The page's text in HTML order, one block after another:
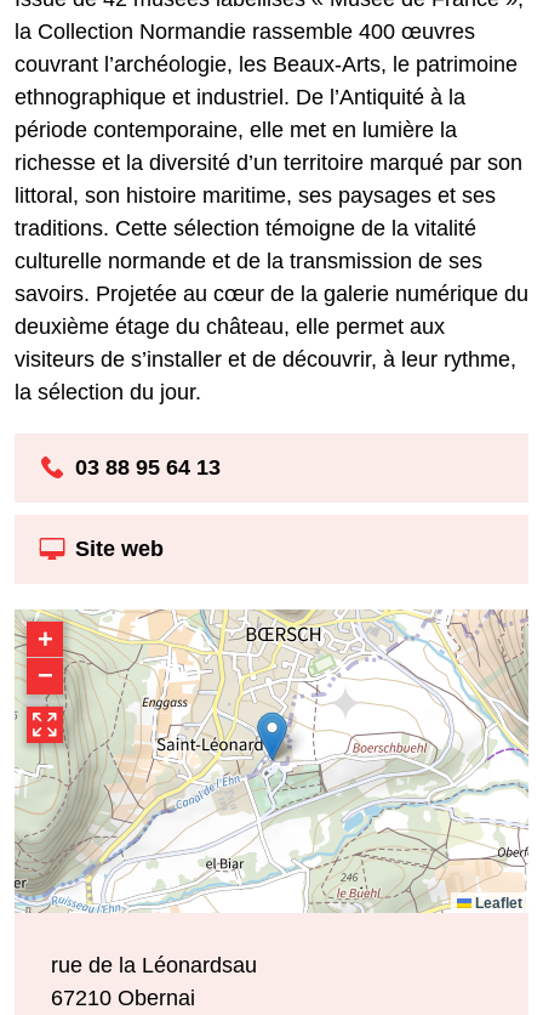
la Collection Normandie rassemble 400 œuvres
couvrant l’archéologie, les Beaux-Arts, le patrimoine
ethnographique et industriel. De l’Antiquité à la
période contemporaine, elle met en lumière la
richesse et la diversité d’un territoire marqué par son
littoral, son histoire maritime, ses paysages et ses
traditions. Cette sélection témoigne de la vitalité
culturelle normande et de la transmission de ses
savoirs. Projetée au cœur de la galerie numérique du
deuxième étage du château, elle permet aux
visiteurs de s’installer et de découvrir, à leur rythme,
la sélection du jour.
03 88 95 64 13
Site web
+
−
Leaflet
rue de la Léonardsau
67210 Obernai